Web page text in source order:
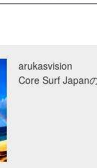
arukasvision
Core Surf Japan